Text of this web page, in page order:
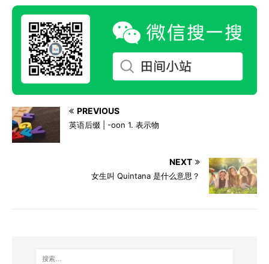
PREVIOUS
英语后缀 | -oon 1. 表示物
NEXT
女生叫 Quintana 是什么意思？